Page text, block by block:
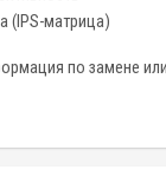
(IPS-матрица)
по замене